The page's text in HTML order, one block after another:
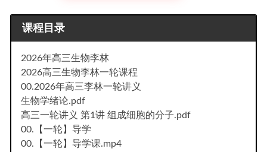
课程目录
2026年高三生物李林
2026高三生物李林一轮课程
00.2026年高三李林一轮讲义
生物学绪论.pdf
高三一轮讲义 第1讲 组成细胞的分子.pdf
00.【一轮】导学
00.【一轮】导学课.mp4